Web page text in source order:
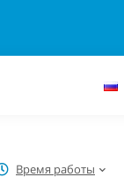
Время работы